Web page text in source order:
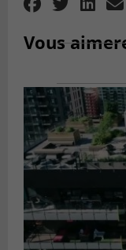
Vous